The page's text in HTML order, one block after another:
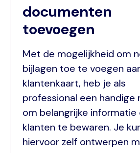
documenten
toevoegen
Met de mogelijkheid om
bijlagen toe te voegen
klantenkaart, heb je als
professional een handige
om belangrijke informatie
klanten te bewaren. Je
hiervoor zelf ontwerpen